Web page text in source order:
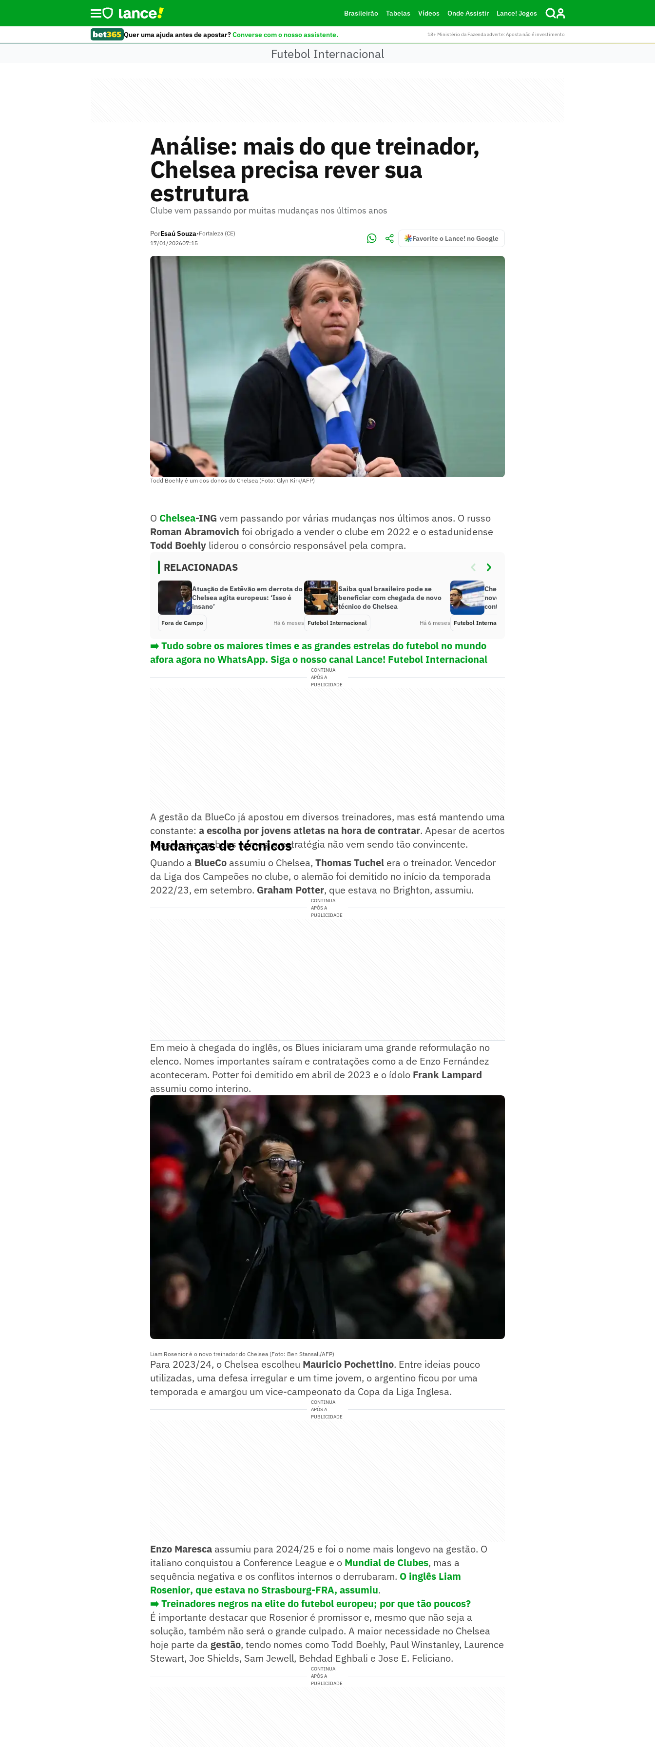
Brasileirão Tabelas Vídeos Onde Assistir Lance! Jogos
Quer uma ajuda antes de apostar?Converse com o nosso assistente. 18+ Ministério da Fazenda adverte: Aposta não é investimento
Futebol Internacional
Análise: mais do que treinador,
Chelsea precisa rever sua
estrutura
Clube vem passando por muitas mudanças nos últimos anos
PorEsaú Souza•Fortaleza (CE)
17/01/202607:15
Favorite o Lance! no Google
Todd Boehly é um dos donos do Chelsea (Foto: Glyn Kirk/AFP)
O Chelsea-ING vem passando por várias mudanças nos últimos anos. O russo
Roman Abramovich foi obrigado a vender o clube em 2022 e o estadunidense
Todd Boehly liderou o consórcio responsável pela compra.
RELACIONADAS
Atuação de Estêvão em derrota do
Chelsea agita europeus: ‘Isso é
insano’
Fora de Campo Há 6 meses
Saiba qual brasileiro pode se
beneficiar com chegada de novo
técnico do Chelsea
Futebol Internacional Há 6 meses
Chelsea surpreende e anuncia
novo técnico de ‘parceiro’ com
contrato até 2032
Futebol Internacional
➡️ Tudo sobre os maiores times e as grandes estrelas do futebol no mundo
afora agora no WhatsApp. Siga o nosso canal Lance! Futebol Internacional
CONTINUA
APÓS A
PUBLICIDADE
A gestão da BlueCo já apostou em diversos treinadores, mas está mantendo uma
constante: a escolha por jovens atletas na hora de contratar. Apesar de acertos
ocasionais em bons nomes, a estratégia não vem sendo tão convincente.
Mudanças de técnicos
Quando a BlueCo assumiu o Chelsea, Thomas Tuchel era o treinador. Vencedor
da Liga dos Campeões no clube, o alemão foi demitido no início da temporada
2022/23, em setembro. Graham Potter, que estava no Brighton, assumiu.
CONTINUA
APÓS A
PUBLICIDADE
Em meio à chegada do inglês, os Blues iniciaram uma grande reformulação no
elenco. Nomes importantes saíram e contratações como a de Enzo Fernández
aconteceram. Potter foi demitido em abril de 2023 e o ídolo Frank Lampard
assumiu como interino.
Liam Rosenior é o novo treinador do Chelsea (Foto: Ben Stansall/AFP)
Para 2023/24, o Chelsea escolheu Mauricio Pochettino. Entre ideias pouco
utilizadas, uma defesa irregular e um time jovem, o argentino ficou por uma
temporada e amargou um vice-campeonato da Copa da Liga Inglesa.
CONTINUA
APÓS A
PUBLICIDADE
Enzo Maresca assumiu para 2024/25 e foi o nome mais longevo na gestão. O
italiano conquistou a Conference League e o Mundial de Clubes, mas a
sequência negativa e os conflitos internos o derrubaram. O inglês Liam
Rosenior, que estava no Strasbourg-FRA, assumiu.
➡️ Treinadores negros na elite do futebol europeu; por que tão poucos?
É importante destacar que Rosenior é promissor e, mesmo que não seja a
solução, também não será o grande culpado. A maior necessidade no Chelsea
hoje parte da gestão, tendo nomes como Todd Boehly, Paul Winstanley, Laurence
Stewart, Joe Shields, Sam Jewell, Behdad Eghbali e Jose E. Feliciano.
CONTINUA
APÓS A
PUBLICIDADE